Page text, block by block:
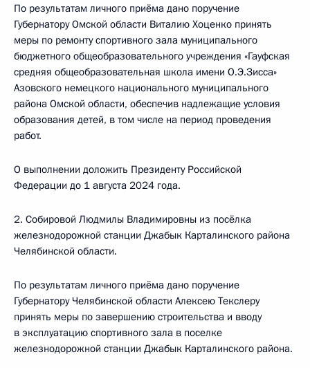
По результатам личного приёма дано поручение
Губернатору Омской области Виталию Хоценко принять
меры по ремонту спортивного зала муниципального
бюджетного общеобразовательного учреждения «Гауфская
средняя общеобразовательная школа имени О.Э.Зисса»
Азовского немецкого национального муниципального
района Омской области, обеспечив надлежащие условия
образования детей, в том числе на период проведения
работ.
О выполнении доложить Президенту Российской
Федерации до 1 августа 2024 года.
2. Собировой Людмилы Владимировны из посёлка
железнодорожной станции Джабык Карталинского района
Челябинской области.
По результатам личного приёма дано поручение
Губернатору Челябинской области Алексею Текслеру
принять меры по завершению строительства и вводу
в эксплуатацию спортивного зала в поселке
железнодорожной станции Джабык Карталинского района.